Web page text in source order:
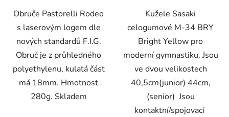
Obruče Pastorelli Rodeo
s laserovým logem dle
nových standardů F.I.G.
Obruč je z průhledného
polyethylenu, kulatá část
má 18mm. Hmotnost
280g. Skladem
hvězdiček.
Kužele Sasaki
celogumové M-34 BRY
Bright Yellow pro
moderní gymnastiku. Jsou
ve dvou velikostech
40,5cm(junior) 44cm,
(senior) Jsou
kontaktní/spojovací